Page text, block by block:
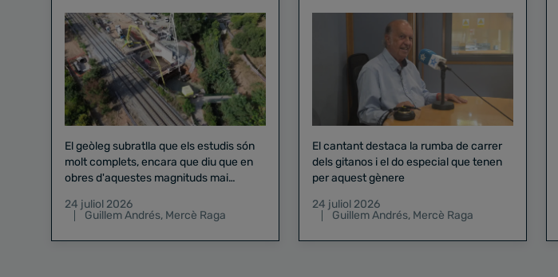
El geòleg subratlla que els estudis són
molt complets, encara que diu que en
obres d'aquestes magnituds mai
24 juliol 2026
Guillem Andrés, Mercè Raga
El cantant destaca la rumba de carrer
dels gitanos i el do especial que tenen
per aquest gènere
24 juliol 2026
Guillem Andrés, Mercè Raga